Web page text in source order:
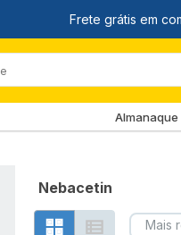
Almanaque
Nebacetin